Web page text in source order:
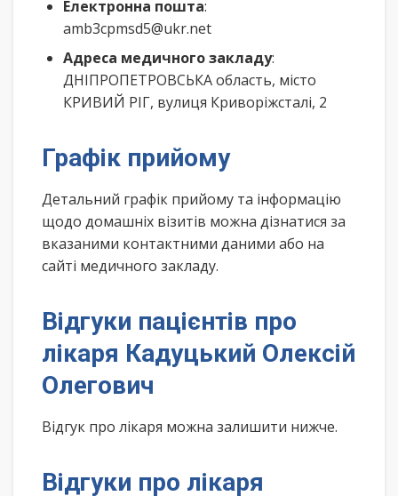
Електронна пошта:
amb3cpmsd5@ukr.net
Адреса медичного закладу:
ДНІПРОПЕТРОВСЬКА область, місто
КРИВИЙ РІГ, вулиця Криворіжсталі, 2
Графік прийому
Детальний графік прийому та інформацію
щодо домашніх візитів можна дізнатися за
вказаними контактними даними або на
сайті медичного закладу.
Відгуки пацієнтів про
лікаря Кадуцький Олексій
Олегович
Відгук про лікаря можна залишити нижче.
Відгуки про лікаря